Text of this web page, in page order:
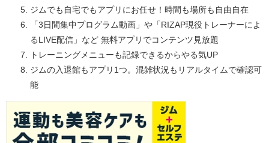
ジムでも自宅でもアプリにお任せ！時間も場所も自由自在
「3日間集中プログラム動画」や「RIZAP現役トレーナーによ
るLIVE配信」など 無料アプリでコンテンツ見放題
トレーニングメニューも記録できるからやる気UP
ジムの入退館もアプリ1つ。混雑状況もリアルタイムで確認可
能